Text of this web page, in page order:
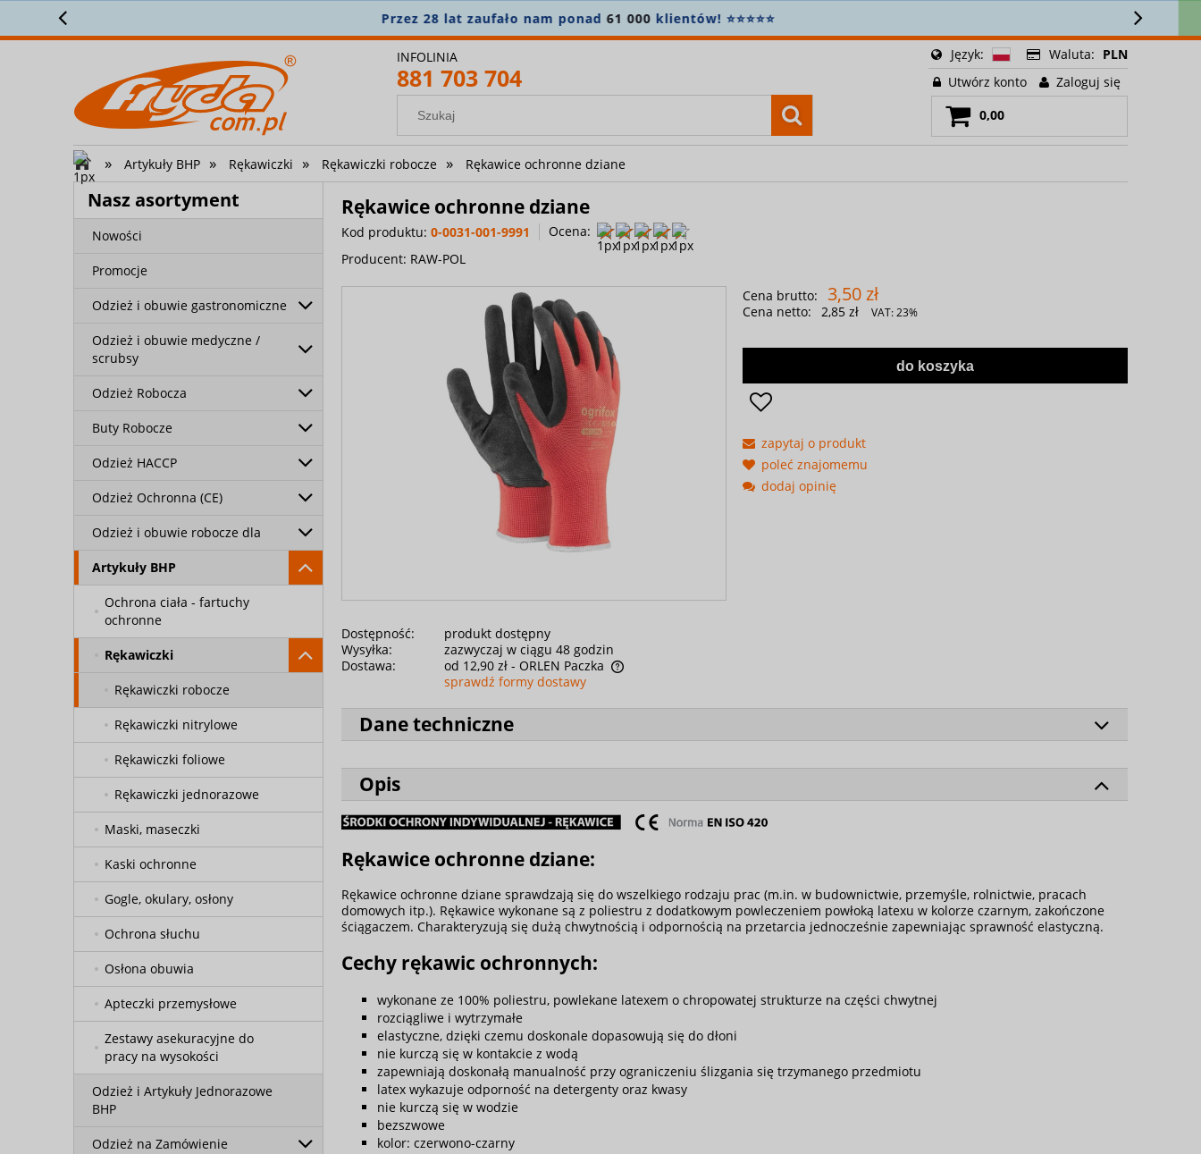
Zamówienie powyżej 400 zł? Wysyłkę bierzemy na siebie! 🚚
INFOLINIA
881 703 704
Język: Waluta: PLN
Utwórz konto
Zaloguj się
0,00
» Artykuły BHP » Rękawiczki » Rękawiczki robocze » Rękawice ochronne dziane
Nasz asortyment
Nowości
Promocje
Odzież i obuwie gastronomiczne
Odzież i obuwie medyczne /
scrubsy
Odzież Robocza
Buty Robocze
Odzież HACCP
Odzież Ochronna (CE)
Odzież i obuwie robocze dla
Artykuły BHP
Ochrona ciała - fartuchy
ochronne
Rękawiczki
Rękawiczki robocze
Rękawiczki nitrylowe
Rękawiczki foliowe
Rękawiczki jednorazowe
Maski, maseczki
Kaski ochronne
Gogle, okulary, osłony
Ochrona słuchu
Osłona obuwia
Apteczki przemysłowe
Zestawy asekuracyjne do
pracy na wysokości
Odzież i Artykuły Jednorazowe
BHP
Odzież na Zamówienie
Rękawice ochronne dziane
Kod produktu: 0-0031-001-9991
Ocena:
Producent: RAW-POL
Dostępność:
produkt dostępny
Wysyłka:
zazwyczaj w ciągu 48 godzin
Dostawa:
od 12,90 zł - ORLEN Paczka
sprawdź formy dostawy
Cena brutto: 3,50 zł
Cena netto: 2,85 zł VAT:23%
do koszyka
zapytaj o produkt
poleć znajomemu
dodaj opinię
Dane techniczne
Opis
Rękawice ochronne dziane:
Rękawice ochronne dziane sprawdzają się do wszelkiego rodzaju prac (m.in. w budownictwie, przemyśle, rolnictwie, pracach
domowych itp.). Rękawice wykonane są z poliestru z dodatkowym powleczeniem powłoką latexu w kolorze czarnym, zakończone
ściągaczem. Charakteryzują się dużą chwytnością i odpornością na przetarcia jednocześnie zapewniając sprawność elastyczną.
Cechy rękawic ochronnych:
wykonane ze 100% poliestru, powlekane latexem o chropowatej strukturze na części chwytnej
rozciągliwe i wytrzymałe
elastyczne, dzięki czemu doskonale dopasowują się do dłoni
nie kurczą się w kontakcie z wodą
zapewniają doskonałą manualność przy ograniczeniu ślizgania się trzymanego przedmiotu
latex wykazuje odporność na detergenty oraz kwasy
nie kurczą się w wodzie
bezszwowe
kolor: czerwono-czarny